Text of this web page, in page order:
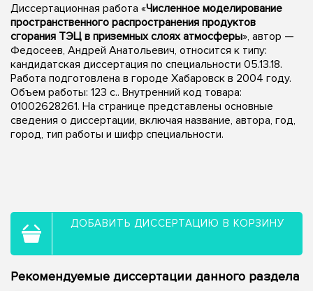
Диссертационная работа «Численное моделирование
пространственного распространения продуктов
сгорания ТЭЦ в приземных слоях атмосферы», автор —
Федосеев, Андрей Анатольевич, относится к типу:
кандидатская диссертация по специальности 05.13.18.
Работа подготовлена в городе Хабаровск в 2004 году.
Объем работы: 123 с.. Внутренний код товара:
01002628261. На странице представлены основные
сведения о диссертации, включая название, автора, год,
город, тип работы и шифр специальности.
ДОБАВИТЬ ДИССЕРТАЦИЮ В КОРЗИНУ
Рекомендуемые диссертации данного раздела